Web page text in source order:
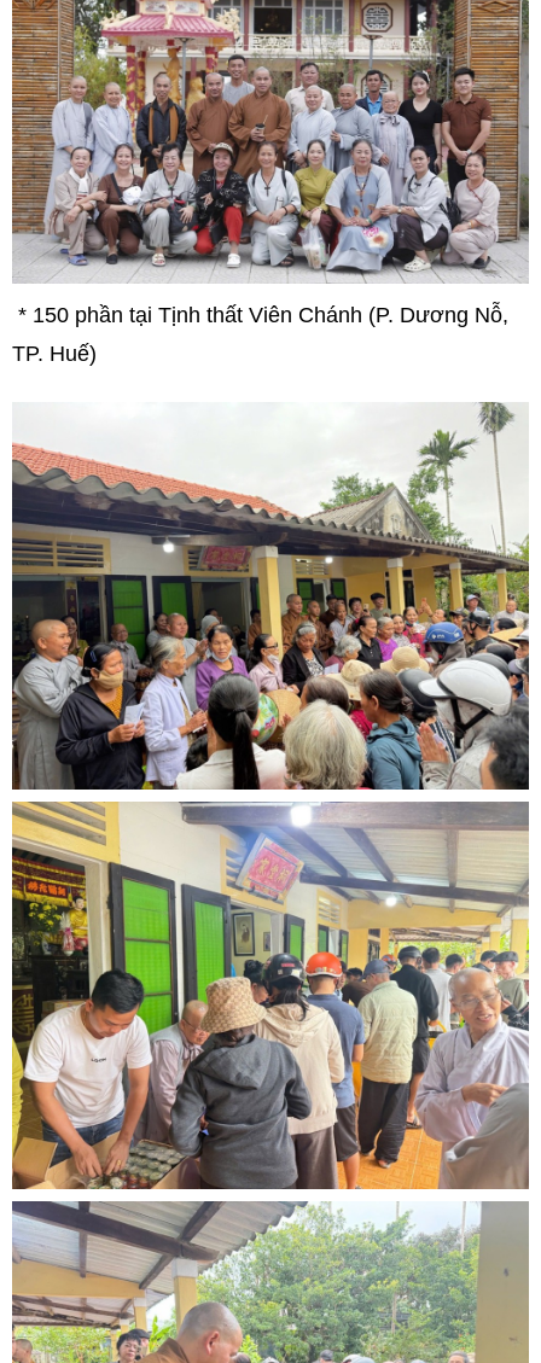
* 150 phần tại Tịnh thất Viên Chánh (P. Dương Nỗ,
TP. Huế)